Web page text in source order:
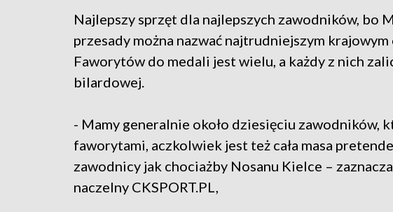
Najlepszy sprzęt dla najlepszych zawodników, bo
przesady można nazwać najtrudniejszym krajowym
Faworytów do medali jest wielu, a każdy z nich
bilardowej.
- Mamy generalnie około dziesięciu zawodników,
faworytami, aczkolwiek jest też cała masa
zawodnicy jak chociażby Nosanu Kielce –
naczelny CKSPORT.PL,